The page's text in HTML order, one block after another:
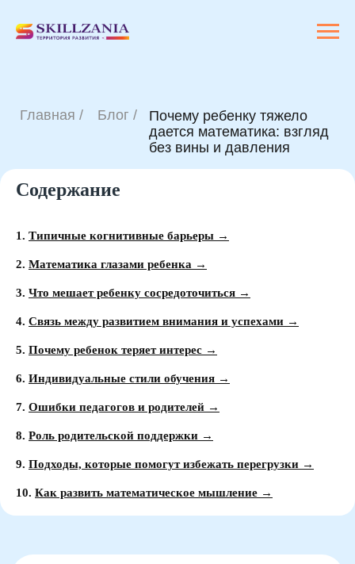
Содержание
1. Типичные когнитивные барьеры →
2. Математика глазами ребенка →
3. Что мешает ребенку сосредоточиться →
4. Связь между развитием внимания и успехами →
5. Почему ребенок теряет интерес →
6. Индивидуальные стили обучения →
7. Ошибки педагогов и родителей →
8. Роль родительской поддержки →
9. Подходы, которые помогут избежать перегрузки →
10. Как развить математическое мышление →
понимает математику
и как помочь
Нарушениепонимания математических
Время прочтения: 10 минут